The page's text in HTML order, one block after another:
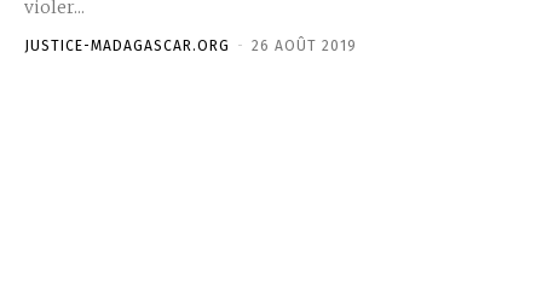
violer...
JUSTICE-MADAGASCAR.ORG - 26 AOÛT 2019